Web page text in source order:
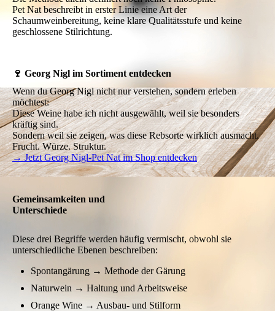
unfiltriert
naturwein-nah produziert
Pet Nat beschreibt in erster Linie eine Art der
Schaumweinbereitung, keine klare Qualitätsstufe und keine
geschlossene Stilrichtung.
🍷 Georg Nigl im Sortiment entdecken
Wenn du Georg Nigl nicht nur verstehen, sondern erleben
möchtest:
Diese Weine habe ich nicht ausgewählt, weil sie besonders
Sondern weil sie zeigen, was diese Rebsorte wirklich ausmacht.
Frucht. Würze. Struktur.
Gemeinsamkeiten und
Unterschiede
Diese drei Begriffe werden häufig